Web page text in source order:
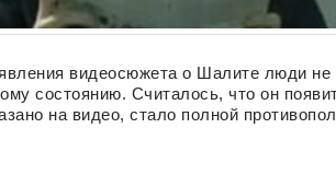
видеосюжета о Шалите люди не
состоянию. Считалось, что он
на видео, стало полной